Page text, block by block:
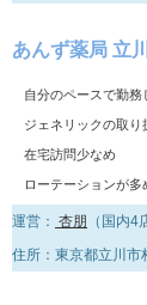
あんず薬局 立
自分のペースで勤務
ジェネリックの取り
在宅訪問少なめ
ローテーションが多
運営： 杏朋 （国内4
住所：東京都立川